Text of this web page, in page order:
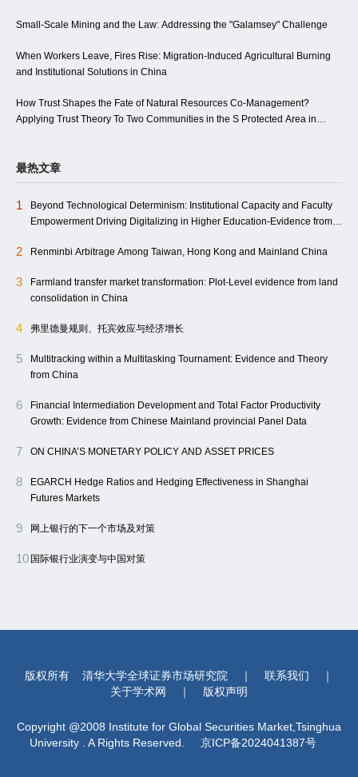
Small-Scale Mining and the Law: Addressing the "Galamsey" Challenge
When Workers Leave, Fires Rise: Migration-Induced Agricultural Burning
and Institutional Solutions in China
How Trust Shapes the Fate of Natural Resources Co-Management?
Applying Trust Theory To Two Communities in the S Protected Area in
最热文章
1
Beyond Technological Determinism: Institutional Capacity and Faculty
Empowerment Driving Digitalizing in Higher Education-Evidence from
2 Renminbi Arbitrage Among Taiwan, Hong Kong and Mainland China
3
Farmland transfer market transformation: Plot-Level evidence from land
consolidation in China
4 弗里德曼规则、托宾效应与经济增长
5
Multitracking within a Multitasking Tournament: Evidence and Theory
from China
6
Financial Intermediation Development and Total Factor Productivity
Growth: Evidence from Chinese Mainland provincial Panel Data
7 ON CHINA’S MONETARY POLICY AND ASSET PRICES
8
EGARCH Hedge Ratios and Hedging Effectiveness in Shanghai
Futures Markets
9 网上银行的下一个市场及对策
10 国际银行业演变与中国对策
版权所有 清华大学全球证券市场研究院 ｜ 联系我们
｜
关于学术网
｜ 版权声明
Copyright @2008 Institute for Global Securities Market,Tsinghua
University . A Rights Reserved.
京ICP备2024041387号